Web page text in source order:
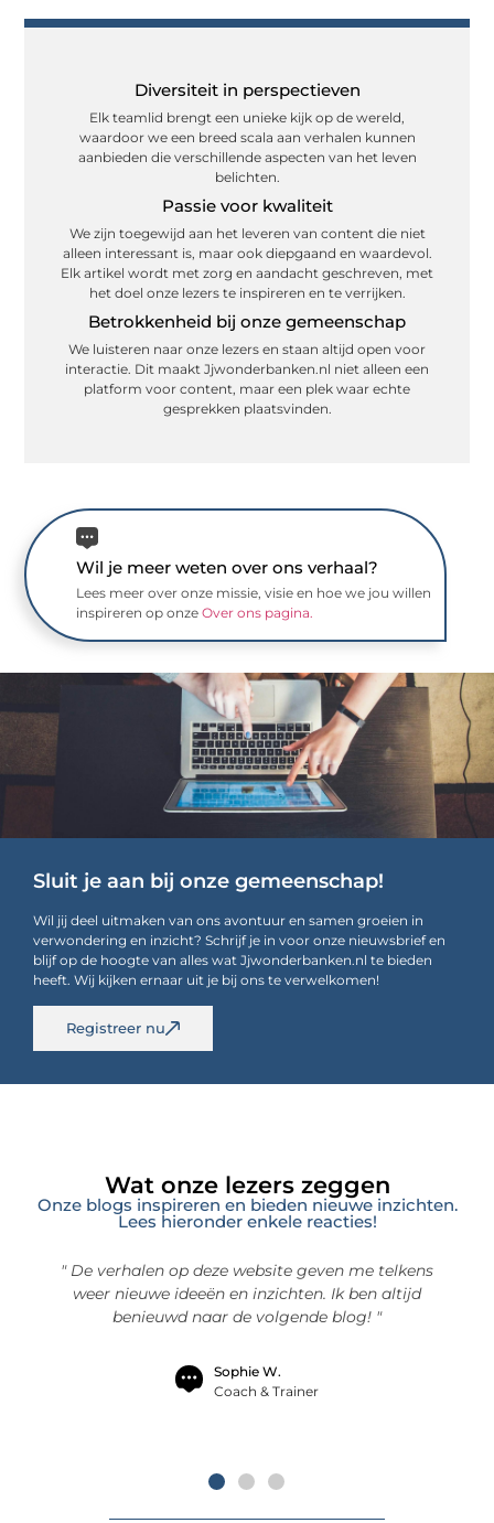
iemand
perspectief
bieden
."
inspireert.
Jjwonderbanken.nl
draait
het
om
creëren
van
inhoud
die
mensen
écht
raakt.
op
"
lezers
maakt
onze
Diversiteit in perspectieven
Elk teamlid brengt een unieke kijk op de wereld,
waardoor we een breed scala aan verhalen kunnen
aanbieden die verschillende aspecten van het leven
belichten.
Passie voor kwaliteit
We zijn toegewijd aan het leveren van content die niet
alleen interessant is, maar ook diepgaand en waardevol.
Elk artikel wordt met zorg en aandacht geschreven, met
het doel onze lezers te inspireren en te verrijken.
Betrokkenheid bij onze gemeenschap
We luisteren naar onze lezers en staan altijd open voor
interactie. Dit maakt Jjwonderbanken.nl niet alleen een
platform voor content, maar een plek waar echte
gesprekken plaatsvinden.
Wil je meer weten over ons verhaal?
Lees meer over onze missie, visie en hoe we jou willen
inspireren op onze Over ons pagina.
Sluit je aan bij onze gemeenschap!
Wil jij deel uitmaken van ons avontuur en samen groeien in
verwondering en inzicht? Schrijf je in voor onze nieuwsbrief en
blijf op de hoogte van alles wat Jjwonderbanken.nl te bieden
heeft. Wij kijken ernaar uit je bij ons te verwelkomen!
Registreer nu
Wat onze lezers zeggen
Onze blogs inspireren en bieden nieuwe inzichten.
Lees hieronder enkele reacties!
telkens
" Jjwonderbanken.nl heeft me geholpen om
alledaagse dingen met een frisse blik te bekijken.
De inhoud is verrassend en diepgaand. Ik ben een
Daan S.